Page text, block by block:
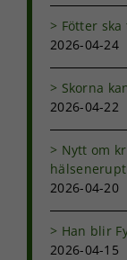
Fötter
2026-04-24
Skorna
2026-04-22
Nytt om
2026-04-20
Han blir
2026-04-15